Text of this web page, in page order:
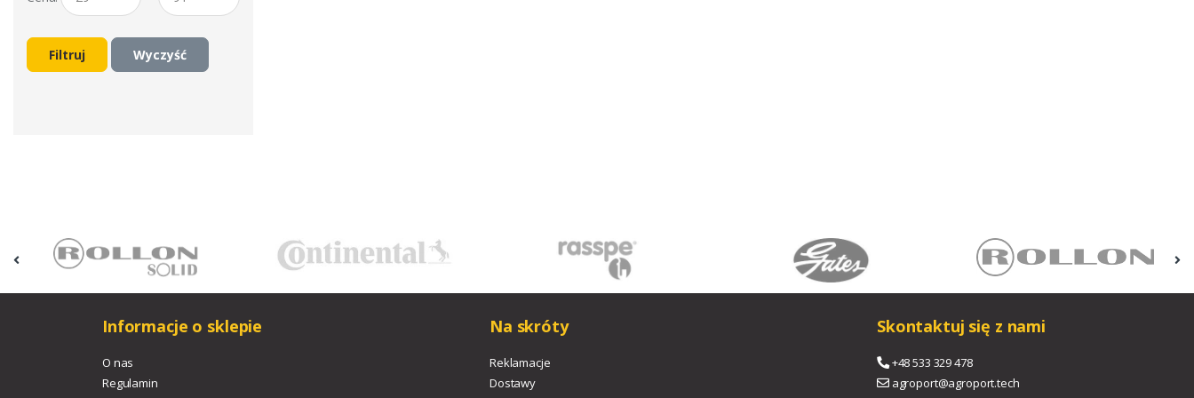
Filtruj Wyczyść
Informacje o sklepie
O nas
Regulamin
Na skróty
Reklamacje
Dostawy
Skontaktuj się z nami
+48 533 329 478
agroport@agroport.tech